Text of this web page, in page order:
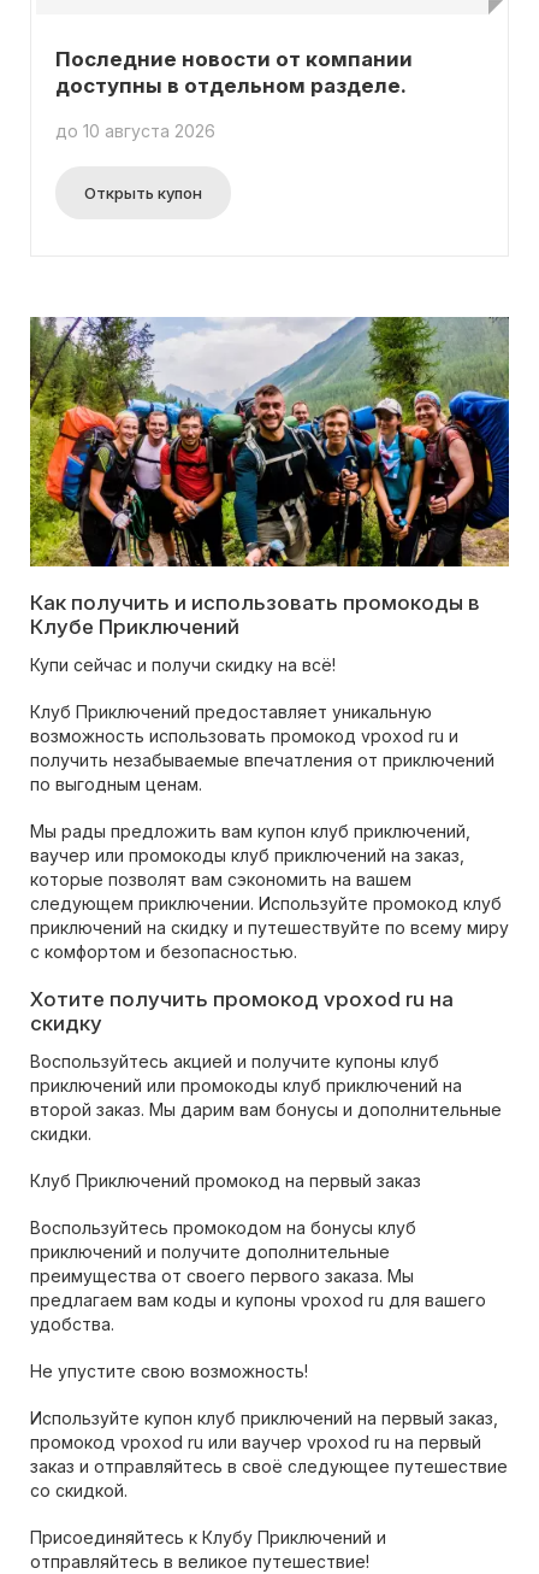
Последние новости от компании
доступны в отдельном разделе.
до 10 августа 2026
Открыть купон
Как получить и использовать промокоды в
Клубе Приключений
Купи сейчас и получи скидку на всё!
Клуб Приключений предоставляет уникальную
возможность использовать промокод vpoxod ru и
получить незабываемые впечатления от приключений
по выгодным ценам.
Мы рады предложить вам купон клуб приключений,
ваучер или промокоды клуб приключений на заказ,
которые позволят вам сэкономить на вашем
следующем приключении. Используйте промокод клуб
приключений на скидку и путешествуйте по всему миру
с комфортом и безопасностью.
Хотите получить промокод vpoxod ru на
скидку
Воспользуйтесь акцией и получите купоны клуб
приключений или промокоды клуб приключений на
второй заказ. Мы дарим вам бонусы и дополнительные
скидки.
Клуб Приключений промокод на первый заказ
Воспользуйтесь промокодом на бонусы клуб
приключений и получите дополнительные
преимущества от своего первого заказа. Мы
предлагаем вам коды и купоны vpoxod ru для вашего
удобства.
Не упустите свою возможность!
Используйте купон клуб приключений на первый заказ,
промокод vpoxod ru или ваучер vpoxod ru на первый
заказ и отправляйтесь в своё следующее путешествие
со скидкой.
Присоединяйтесь к Клубу Приключений и
отправляйтесь в великое путешествие!